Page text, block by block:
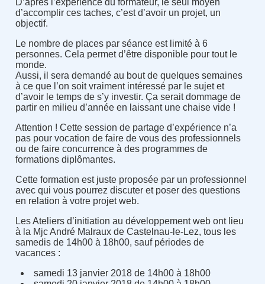
D’après l’expérience du formateur, le seul moyen
d’accomplir ces taches, c’est d’avoir un projet, un
objectif.
Le nombre de places par séance est limité à 6
personnes. Cela permet d’être disponible pour tout le
monde.
Aussi, il sera demandé au bout de quelques semaines
à ce que l’on soit vraiment intéressé par le sujet et
d’avoir le temps de s’y investir. Ça serait dommage de
partir en milieu d’année en laissant une chaise vide !
Attention ! Cette session de partage d’expérience n’a
pas pour vocation de faire de vous des professionnels
ou de faire concurrence à des programmes de
formations diplômantes.
Cette formation est juste proposée par un professionnel
avec qui vous pourrez discuter et poser des questions
en relation à votre projet web.
Les Ateliers d’initiation au développement web ont lieu
à la Mjc André Malraux de Castelnau-le-Lez, tous les
samedis de 14h00 à 18h00, sauf périodes de
vacances :
samedi 13 janvier 2018 de 14h00 à 18h00